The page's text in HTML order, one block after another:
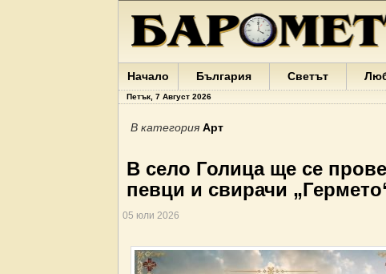
Начало България Светът
Петък, 7 Август 2026
В категория Арт
В село Голица ще се
певци и свирачи
05 юли 2026